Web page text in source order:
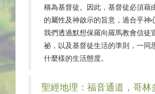
稱為基督徒。因此，基督徒必須藉
的屬性及神啟示的旨意，過合乎神
我們透過默想保羅向羅馬教會信徒
祕，以及基督徒生活的準則，一同
什麼樣的生活態度。
聖經地理：福音通道，哥林